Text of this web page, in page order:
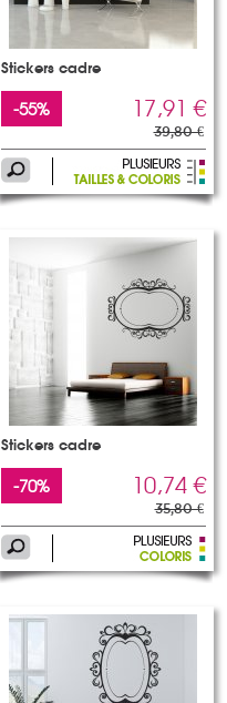
Stickers cadre
-55% 17,91 €
39,80 €
Stickers cadre
-70% 10,74 €
35,80 €